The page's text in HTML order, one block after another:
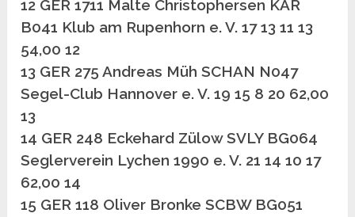
12 GER 1711 Malte Christophersen KAR
B041 Klub am Rupenhorn e. V. 17 13 11 13
54,00 12
13 GER 275 Andreas Müh SCHAN N047
Segel-Club Hannover e. V. 19 15 8 20 62,00
13
14 GER 248 Eckehard Zülow SVLY BG064
Seglerverein Lychen 1990 e. V. 21 14 10 17
62,00 14
15 GER 118 Oliver Bronke SCBW BG051